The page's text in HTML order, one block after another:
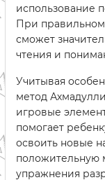
использование
При
сможет
чтения и
Учитывая
метод
игровые
помогает
освоить новые
положительную
упражнения